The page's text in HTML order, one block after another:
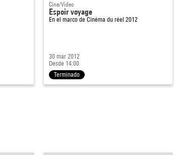
Cine/Video
Espoir voyage
En el marco deCinéma du réel 2012
30 mar 2012
Desde 14:00
Terminado